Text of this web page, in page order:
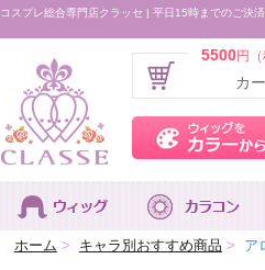
コスプレ総合専門店クラッセ | 平日15時までのご決
5500円
カ
ホーム > キャラ別おすすめ商品 > ア